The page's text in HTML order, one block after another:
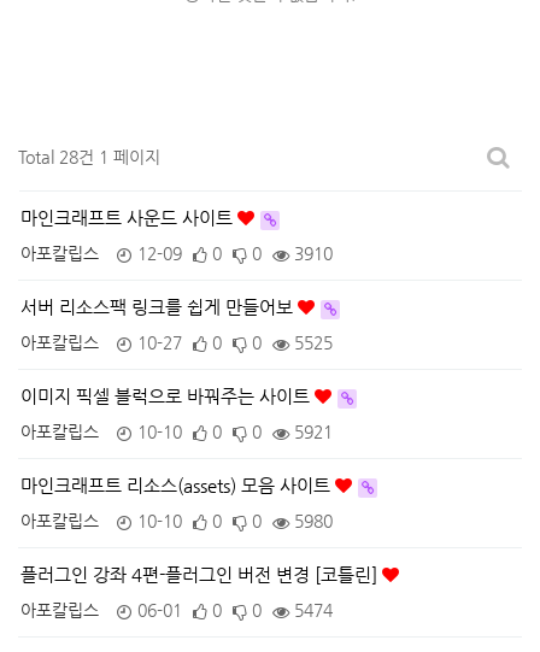
Total 28건 1 페이지
마인크래프트 사운드 사이트
아포칼립스 12-09 0 0 3910
서버 리소스팩 링크를 쉽게 만들어보
아포칼립스 10-27 0 0 5525
이미지 픽셀 블럭으로 바꿔주는 사이트
아포칼립스 10-10 0 0 5921
마인크래프트 리소스(assets) 모음 사이트
아포칼립스 10-10 0 0 5980
플러그인 강좌 4편-플러그인 버전 변경 [코틀린]
아포칼립스 06-01 0 0 5474